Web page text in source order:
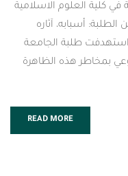
الاسلامية
آثاره
الجامعة
الظاهرة